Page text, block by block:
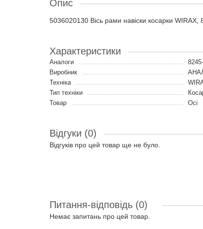
Опис
5036020130 Вісь рами навіски косарки WIRAX,
Характеристики
Аналоги
Виробник
Техніка
Тип техніки
Товар
Осі
Відгуки (0)
Відгуків про цей товар ще не було.
Питання-відповідь (0)
Немає запитань про цей товар.